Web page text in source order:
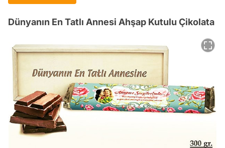
Dünyanın En Tatlı Annesi Ahşap Kutulu Çikolata